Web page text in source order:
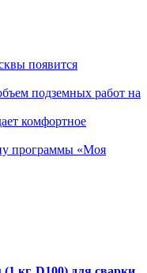
появится
подземных работ на
комфортное
программы «Моя